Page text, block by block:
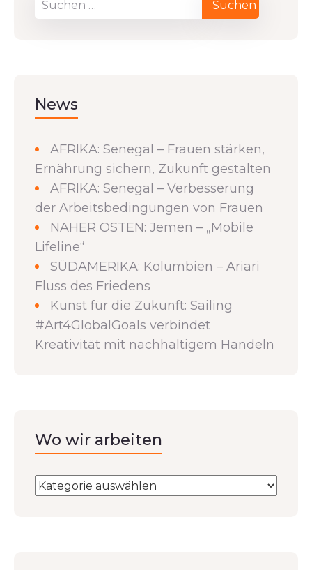
News
AFRIKA: Senegal – Frauen stärken,
Ernährung sichern, Zukunft gestalten
AFRIKA: Senegal – Verbesserung
der Arbeitsbedingungen von Frauen
NAHER OSTEN: Jemen – „Mobile
Lifeline“
SÜDAMERIKA: Kolumbien – Ariari
Fluss des Friedens
Kunst für die Zukunft: Sailing
#Art4GlobalGoals verbindet
Kreativität mit nachhaltigem Handeln
Wo wir arbeiten